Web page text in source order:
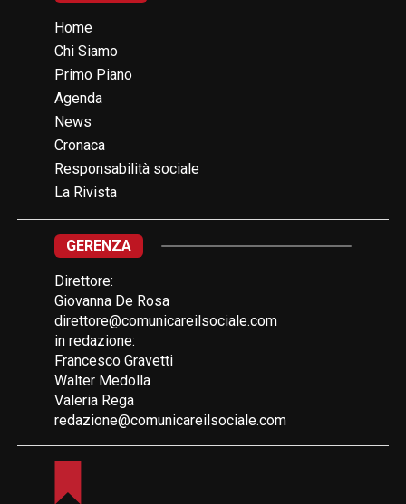
Home
Chi Siamo
Primo Piano
Agenda
News
Cronaca
Responsabilità sociale
La Rivista
GERENZA
Direttore:
Giovanna De Rosa
direttore@comunicareilsociale.com
in redazione:
Francesco Gravetti
Walter Medolla
Valeria Rega
redazione@comunicareilsociale.com